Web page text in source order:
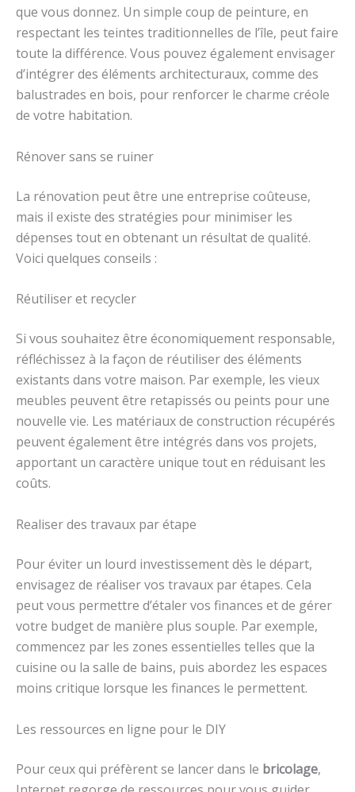
que vous donnez. Un simple coup de peinture, en
respectant les teintes traditionnelles de l’île, peut faire
toute la différence. Vous pouvez également envisager
d’intégrer des éléments architecturaux, comme des
balustrades en bois, pour renforcer le charme créole
de votre habitation.
Rénover sans se ruiner
La rénovation peut être une entreprise coûteuse,
mais il existe des stratégies pour minimiser les
dépenses tout en obtenant un résultat de qualité.
Voici quelques conseils :
Réutiliser et recycler
Si vous souhaitez être économiquement responsable,
réfléchissez à la façon de réutiliser des éléments
existants dans votre maison. Par exemple, les vieux
meubles peuvent être retapissés ou peints pour une
nouvelle vie. Les matériaux de construction récupérés
peuvent également être intégrés dans vos projets,
apportant un caractère unique tout en réduisant les
coûts.
Realiser des travaux par étape
Pour éviter un lourd investissement dès le départ,
envisagez de réaliser vos travaux par étapes. Cela
peut vous permettre d’étaler vos finances et de gérer
votre budget de manière plus souple. Par exemple,
commencez par les zones essentielles telles que la
cuisine ou la salle de bains, puis abordez les espaces
moins critique lorsque les finances le permettent.
Les ressources en ligne pour le DIY
Pour ceux qui préfèrent se lancer dans le bricolage,